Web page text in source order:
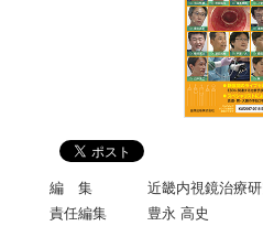
編 集
近畿内視鏡治療
責任編集
豊永 高史